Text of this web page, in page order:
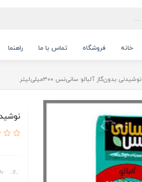
خانه فروشگاه تماس با ما راهنما
نوشیدنی بدون‌گاز آلبالو سانی‌نس ۳۰۰میلی‌لیتر